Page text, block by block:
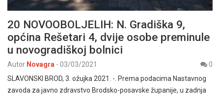
20 NOVOOBOLJELIH: N. Gradiška 9,
općina Rešetari 4, dvije osobe preminule
u novogradiškoj bolnici
Autor Novagra - 03/03/2021
0
SLAVONSKI BROD, 3. ožujka 2021. -. Prema podacima Nastavnog
zavoda za javno zdravstvo Brodsko-posavske županije, u zadnja